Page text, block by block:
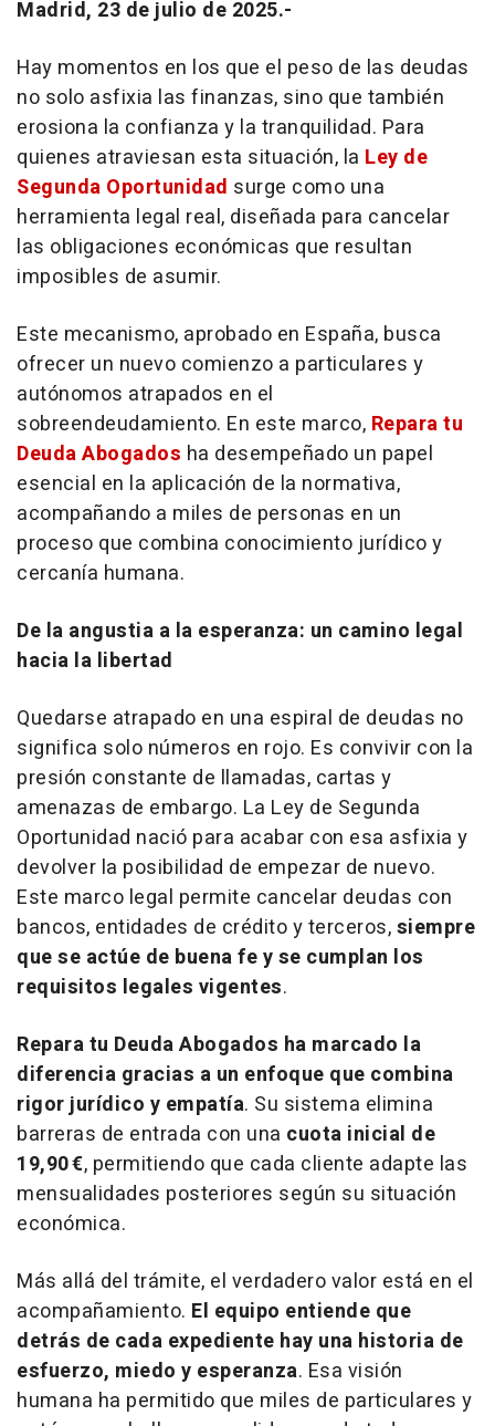
Madrid, 23 de julio de 2025.-
Hay momentos en los que el peso de las deudas
no solo asfixia las finanzas, sino que también
erosiona la confianza y la tranquilidad. Para
quienes atraviesan esta situación, la Ley de
Segunda Oportunidad surge como una
herramienta legal real, diseñada para cancelar
las obligaciones económicas que resultan
imposibles de asumir.
Este mecanismo, aprobado en España, busca
ofrecer un nuevo comienzo a particulares y
autónomos atrapados en el
sobreendeudamiento. En este marco, Repara tu
Deuda Abogados ha desempeñado un papel
esencial en la aplicación de la normativa,
acompañando a miles de personas en un
proceso que combina conocimiento jurídico y
cercanía humana.
De la angustia a la esperanza: un camino legal
hacia la libertad
Quedarse atrapado en una espiral de deudas no
significa solo números en rojo. Es convivir con la
presión constante de llamadas, cartas y
amenazas de embargo. La Ley de Segunda
Oportunidad nació para acabar con esa asfixia y
devolver la posibilidad de empezar de nuevo.
Este marco legal permite cancelar deudas con
bancos, entidades de crédito y terceros,siempre
que se actúe de buena fe y se cumplan los
requisitos legales vigentes.
Repara tu Deuda Abogados ha marcado la
diferencia gracias a un enfoque que combina
rigor jurídico y empatía. Su sistema elimina
barreras de entrada con una cuota inicial de
19,90 €, permitiendo que cada cliente adapte las
mensualidades posteriores según su situación
económica.
Más allá del trámite, el verdadero valor está en el
acompañamiento. El equipo entiende que
detrás de cada expediente hay una historia de
esfuerzo, miedo y esperanza. Esa visión
humana ha permitido que miles de particulares y